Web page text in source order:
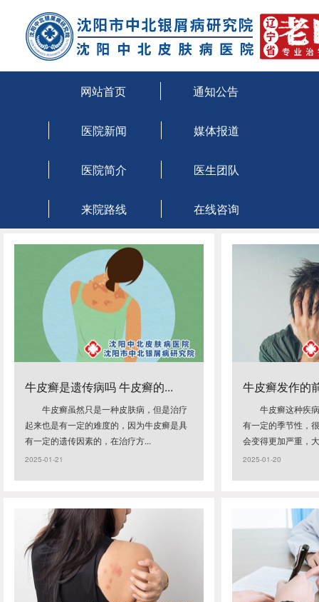
网站首页 通知公告
医院新闻 媒体报道
医院简介 医生团队
来院路线 在线咨询
沈阳治疗牛皮癣医院
沈阳市牛皮癣医院
当前位置： >银屑病症状图片
牛皮癣是遗传病吗 牛皮癣的...
牛皮癣虽然只是一种皮肤病，但是治疗
起来也是有一定的难度的，因为牛皮癣是具
有一定的遗传因素的，在治疗方...
2025-01-21
牛皮癣发作的
牛皮癣这种疾
有一定的季节性，
会变得更加严重，
2025-01-20